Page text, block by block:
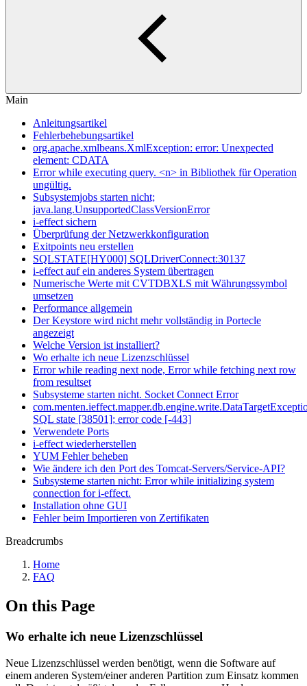
Main
Anleitungsartikel
Fehlerbehebungsartikel
org.apache.xmlbeans.XmlException: error: Unexpected
element: CDATA
Error while executing query. <n> in Bibliothek für Operation
ungültig.
Subsystemjobs starten nicht;
java.lang.UnsupportedClassVersionError
i-effect sichern
Überprüfung der Netzwerkkonfiguration
Exitpoints neu erstellen
SQLSTATE[HY000] SQLDriverConnect:30137
i-effect auf ein anderes System übertragen
Numerische Werte mit CVTDBXLS mit Währungssymbol
umsetzen
Performance allgemein
Der Keystore wird nicht mehr vollständig in Portecle
angezeigt
Welche Version ist installiert?
Wo erhalte ich neue Lizenzschlüssel
Error while reading next node, Error while fetching next row
from resultset
Subsysteme starten nicht. Socket Connect Error
SQL state [38501]; error code [-443]
Verwendete Ports
i-effect wiederherstellen
YUM Fehler beheben
Wie ändere ich den Port des Tomcat-Servers/Service-API?
Subsysteme starten nicht: Error while initializing system
connection for i-effect.
Installation ohne GUI
Fehler beim Importieren von Zertifikaten
Breadcrumbs
Home
FAQ
On this Page
Wo erhalte ich neue Lizenzschlüssel
Neue Lizenzschlüssel werden benötigt, wenn die Software auf
einem anderen System/einer anderen Partition zum Einsatz kommen